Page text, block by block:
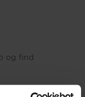
og find